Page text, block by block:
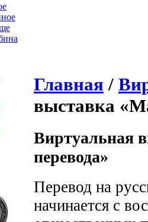
Главная /
выставка
Виртуальная
перевода»
Перевод на
начинается с